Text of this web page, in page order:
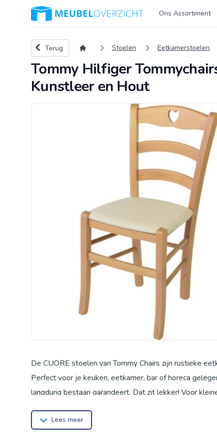
Logo Meubeloverzicht.nl Ons Assortiment
Terug naar overzicht
Terug Stoelen Eetkamerstoelen
Tommy Hilfiger
Kunstleer en Hout
De CUORE stoelen van Tommy Chairs zijn rustieke
Perfect voor je keuken, eetkamer, bar of horeca
langdurig bestaan garandeert. Dat zit lekker! Voor
Afmetingen: De afmetingen van deze stoel zijn: 44.5
Lees meer